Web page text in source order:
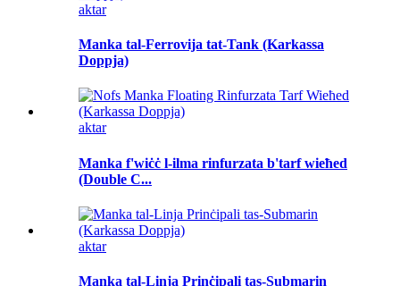
aktar
Manka tal-Ferrovija tat-Tank (Karkassa
Doppja)
aktar
Manka f'wiċċ l-ilma rinfurzata b'tarf wieħed
(Double C...
aktar
Manka tal-Linja Prinċipali tas-Submarin